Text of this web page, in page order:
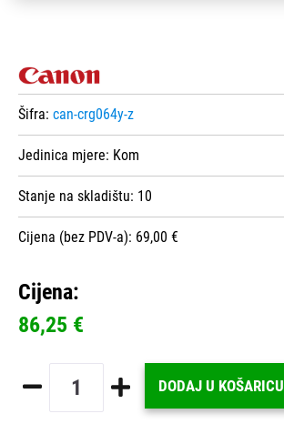
Šifra: can-crg064y-z
Jedinica mjere: Kom
Stanje na skladištu: 10
Cijena (bez PDV-a): 69,00 €
Cijena:
86,25 €
DODAJ U KOŠARICU